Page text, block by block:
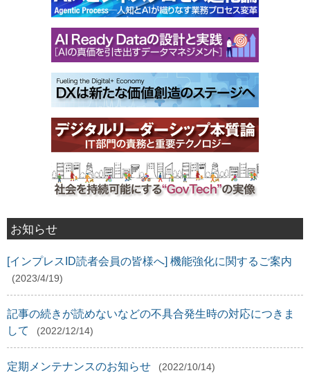
お知らせ
[インプレスID読者会員の皆様へ] 機能強化に関するご案内
(2023/4/19)
記事の続きが読めないなどの不具合発生時の対応につきま
して
(2022/12/14)
定期メンテナンスのお知らせ (2022/10/14)